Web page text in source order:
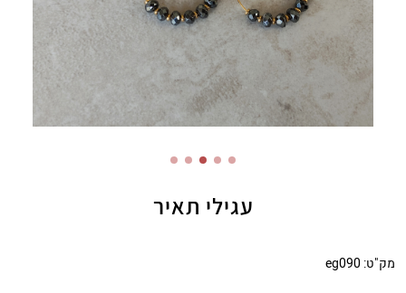
עגילי תאיר
מק"ט: eg090